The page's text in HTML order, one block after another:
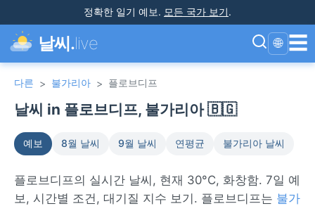
정확한 일기 예보. 모든 국가 보기.
날씨.live 🌐 ☰
다른 > 불가리아 > 플로브디프
날씨 in 플로브디프, 불가리아 🇧🇬
예보 8월 날씨 9월 날씨 연평균 불가리아 날씨
플로브디프의 실시간 날씨, 현재 30°C, 화창함. 7일 예
보, 시간별 조건, 대기질 지수 보기. 플로브디프는 불가